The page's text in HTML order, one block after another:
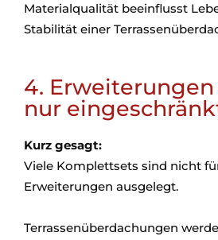
Materialqualität beeinflusst
Stabilität einer
4.
nur
Kurz gesagt:
Viele Komplettsets sind nicht
Erweiterungen ausgelegt.
Terrassenüberdachungen